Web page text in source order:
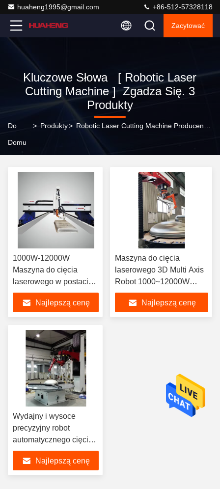
huaheng1995@gmail.com +86-512-57328118
Zacytować
Kluczowe Słowa [ Robotic Laser
Cutting Machine ] Zgadza Się. 3
Produkty
Do
Domu
> Produkty>
1000W-12000W
Maszyna do cięcia
laserowego w postaci
robota
Najlepszą cenę
Maszyna do cięcia
laserowego 3D Multi Axis
Robot 1000~12000W
Stabilna wydajność
Najlepszą cenę
Wydajny i wysoce
precyzyjny robot
automatycznego cięcia
głowy naczynia
ciśnieniowego
Najlepszą cenę